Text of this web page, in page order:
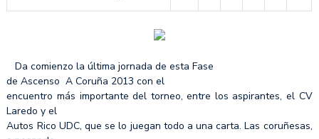
Da comienzo la última jornada de esta Fase
de Ascenso A Coruña 2013 con el
encuentro más importante del torneo, entre los aspirantes, el CV
Laredo y el
Autos Rico UDC, que se lo juegan todo a una carta. Las coruñesas,